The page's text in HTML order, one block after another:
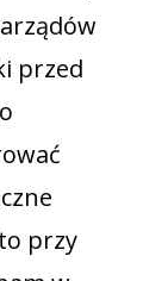
przed
przy